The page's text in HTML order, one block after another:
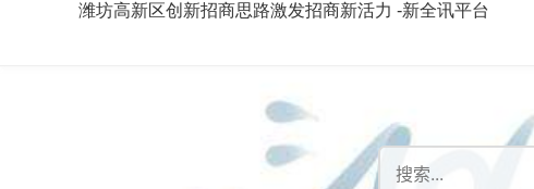
潍坊高新区创新招商思路激发招商新活力 -新全讯平台